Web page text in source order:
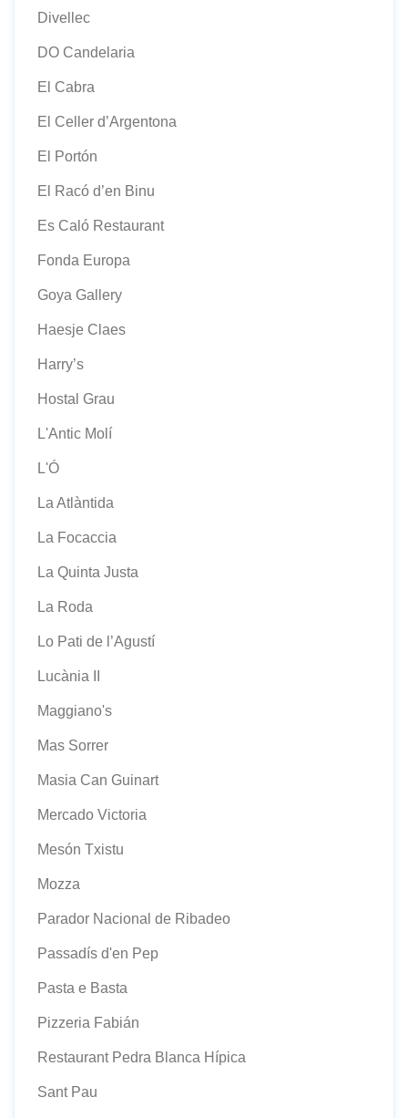
Divellec
DO Candelaria
El Cabra
El Celler d’Argentona
El Portón
El Racó d’en Binu
Es Caló Restaurant
Fonda Europa
Goya Gallery
Haesje Claes
Harry’s
Hostal Grau
L'Antic Molí
L'Ó
La Atlàntida
La Focaccia
La Quinta Justa
La Roda
Lo Pati de l’Agustí
Lucània II
Maggiano's
Mas Sorrer
Masia Can Guinart
Mercado Victoria
Mesón Txistu
Mozza
Parador Nacional de Ribadeo
Passadís d'en Pep
Pasta e Basta
Pizzeria Fabián
Restaurant Pedra Blanca Hípica
Sant Pau